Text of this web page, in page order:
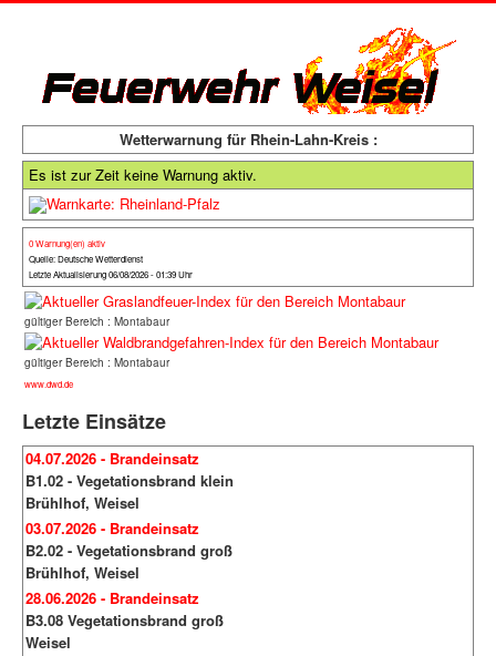
Wetterwarnung für Rhein-Lahn-Kreis :
Es ist zur Zeit keine Warnung aktiv.
0 Warnung(en) aktiv
Quelle: Deutsche Wetterdienst
Letzte Aktualisierung 06/08/2026 - 01:39 Uhr
gültiger Bereich : Montabaur
gültiger Bereich : Montabaur
www.dwd.de
Letzte Einsätze
04.07.2026 - Brandeinsatz
B1.02 - Vegetationsbrand klein
Brühlhof, Weisel
03.07.2026 - Brandeinsatz
B2.02 - Vegetationsbrand groß
Brühlhof, Weisel
28.06.2026 - Brandeinsatz
B3.08 Vegetationsbrand groß
Weisel